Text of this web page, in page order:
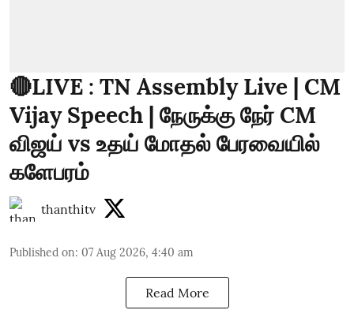
🔴LIVE : TN Assembly Live | CM
Vijay Speech | நேருக்கு நேர் CM
விஜய் vs உதய் மோதல் பேரவையில்
களேபரம்
thanthitv
Published on: 07 Aug 2026, 4:40 am
Read More